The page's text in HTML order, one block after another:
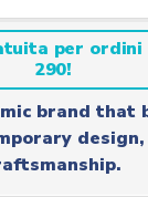
per
290!
brand that